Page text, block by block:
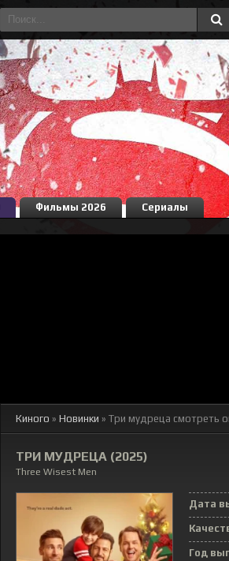
Фильмы 2026 Сериалы
Киного » Новинки » Три мудреца смотреть
ТРИ МУДРЕЦА (2025)
Three Wisest Men
Дата
Год